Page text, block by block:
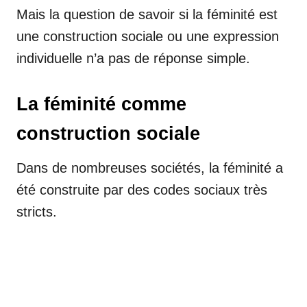
Mais la question de savoir si la féminité est
une construction sociale ou une expression
individuelle n’a pas de réponse simple.
La féminité comme
construction sociale
Dans de nombreuses sociétés, la féminité a
été construite par des codes sociaux très
stricts.